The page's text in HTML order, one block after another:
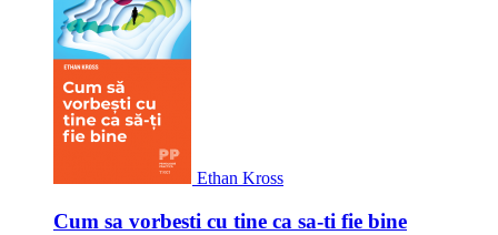
Ethan Kross
Cum sa vorbesti cu tine ca sa-ti fie bine